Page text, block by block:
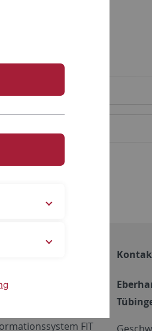
FIT